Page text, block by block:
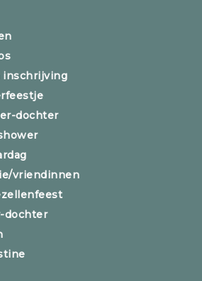
inschrijving
dochter
vriendinnen
dochter